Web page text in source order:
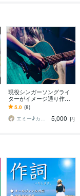
現役シンガーソングライ
ターがイメージ通り作詞
します 英語歌詞、メロデ
ィー作成、簡易仮歌など
柔軟に対応します！
5.0 (8)
エミー♪カウンセラー＆マルチクリエイター
5,000 円